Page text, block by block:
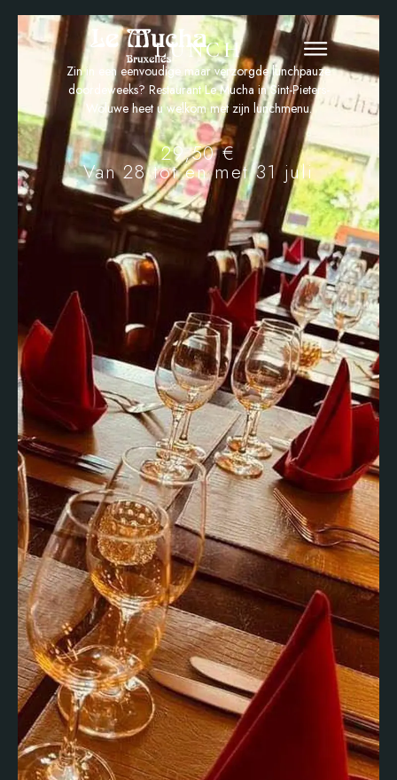
LUNCH
Zin in een eenvoudige maar verzorgde lunchpauze
doordeweeks? Restaurant Le Mucha in Sint-Pieters-
Woluweheet u welkom met zijn lunchmenu.
29,50 €
Van 28 tot en met 31 juli